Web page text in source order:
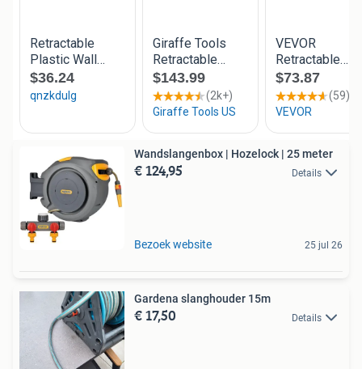
Wandslangenbox | Hozelock | 25 meter
€ 124,95 Details
Bezoek website 25 jul 26
Gardena slanghouder 15m
€ 17,50 Details